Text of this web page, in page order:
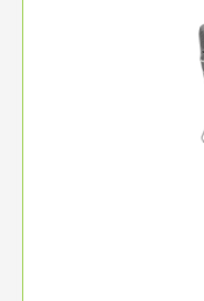
Schatten. Leichte
Sommerbrise
Sonnenschutz